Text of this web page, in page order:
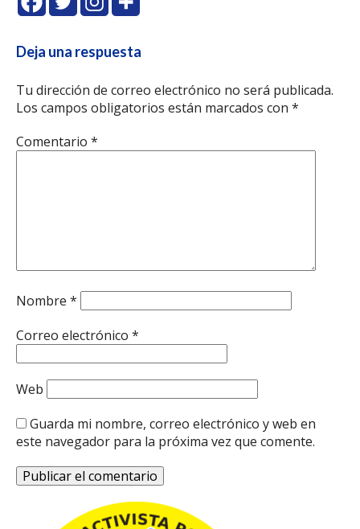
Deja una respuesta
Tu dirección de correo electrónico no será publicada.
Los campos obligatorios están marcados con *
Comentario *
Nombre *
Correo electrónico *
Web
Guarda mi nombre, correo electrónico y web en
este navegador para la próxima vez que comente.